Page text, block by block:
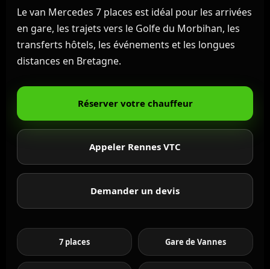
Le van Mercedes 7 places est idéal pour les arrivées
en gare, les trajets vers le Golfe du Morbihan, les
transferts hôtels, les événements et les longues
distances en Bretagne.
Réserver votre chauffeur
Appeler Rennes VTC
Demander un devis
7 places Gare de Vannes